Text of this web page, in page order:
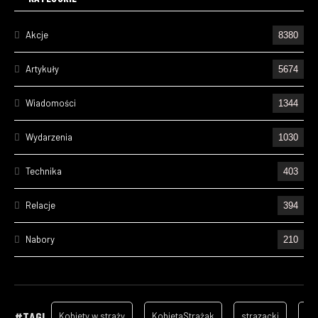
Akcje 8380
Artykuły 5674
Wiadomości 1344
Wydarzenia 1030
Technika 403
Relacje 394
Nabory 210
157